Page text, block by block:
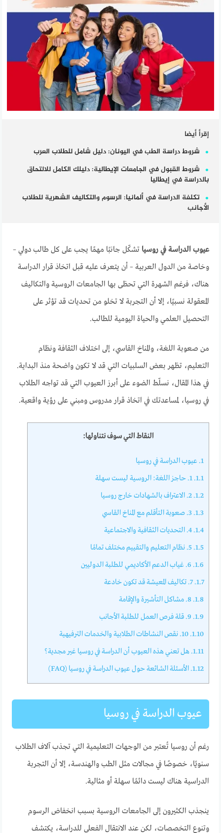
إقرأ أيضا
شروط دراسة الطب في اليونان: دليل شامل للطلاب العرب
شروط القبول في الجامعات الإيطالية: دليلك الكامل للالتحاق
بالدراسة في إيطاليا
تكلفة الدراسة في ألمانيا: الرسوم والتكاليف الشهرية للطلاب
الأجانب
عيوب الدراسة في روسيا تشكّل جانبًا مهمًا يجب على كل طالب دولي –
وخاصة من الدول العربية – أن يتعرف عليه قبل اتخاذ قرار الدراسة
هناك، فرغم الشهرة التي تحظى بها الجامعات الروسية والتكاليف
المعقولة نسبيًا، إلا أن التجربة لا تخلو من تحديات قد تؤثر على
التحصيل العلمي والحياة اليومية للطالب.
من صعوبة اللغة، والمناخ القاسي، إلى اختلاف الثقافة ونظام
التعليم، تظهر بعض السلبيات التي قد لا تكون واضحة منذ البداية.
في هذا المقال، نسلّط الضوء على أبرز العيوب التي قد تواجه الطلاب
في روسيا، لمساعدتك في اتخاذ قرار مدروس ومبني على رؤية واقعية.
النقاط التي سوف نتناولها:
1. عيوب الدراسة في روسيا
1.1. 1. حاجز اللغة: الروسية ليست سهلة
1.2. 2. الاعتراف بالشهادات خارج روسيا
1.3. 3. صعوبة التأقلم مع المناخ القاسي
1.4. 4. التحديات الثقافية والاجتماعية
1.5. 5. نظام التعليم والتقييم مختلف تمامًا
1.6.
1.7. 7. تكاليف المعيشة قد تكون خادعة
1.8. 8. مشاكل التأشيرة والإقامة
1.9.
1.10. 10. نقص النشاطات الطلابية والخدمات الترفيهية
1.11. هل تعني هذه العيوب أن الدراسة في روسيا غير مجدية؟
1.12. الأسئلة الشائعة حول عيوب الدراسة في روسيا (FAQ)
عيوب الدراسة في روسيا
رغم أن روسيا تُعتبر من الوجهات التعليمية التي تجذب آلاف الطلاب
سنويًا، خصوصًا في مجالات مثل الطب والهندسة، إلا أن التجربة
الدراسية هناك ليست دائمًا سهلة أو مثالية.
ينجذب الكثيرون إلى الجامعات الروسية بسبب انخفاض الرسوم
وتنوع التخصصات، لكن عند الانتقال الفعلي للدراسة، يكتشف